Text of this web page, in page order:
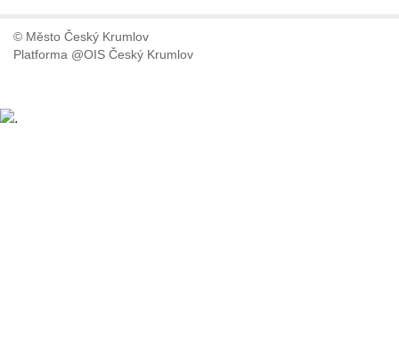
© Město Český Krumlov
Platforma @OIS Český Krumlov